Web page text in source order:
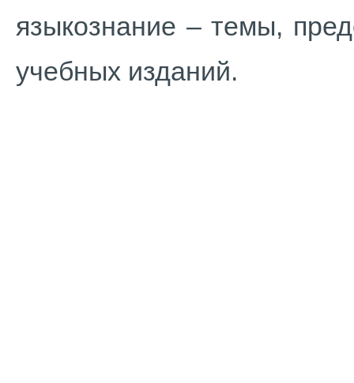
языкознание – темы,
учебных изданий.